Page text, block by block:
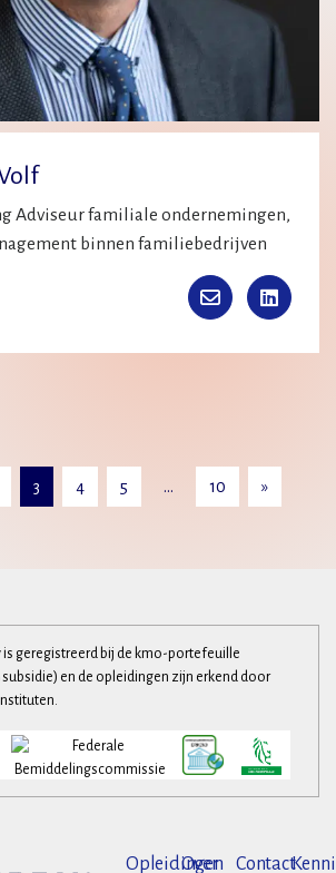
Adviseur familiale ondernemingen,
binnen familiebedrijven
3 4 5 … 10 »
is geregistreerd bij de kmo-portefeuille
subsidie) en de opleidingen zijn erkend door
Opleidingen
Over
Contact